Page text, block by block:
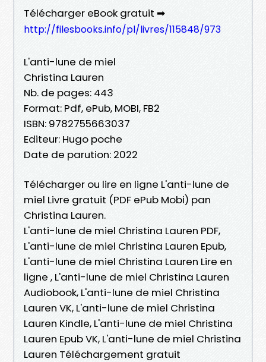
Télécharger eBook gratuit ➡
http://filesbooks.info/pl/livres/115848/973
L'anti-lune de miel
Christina Lauren
Nb. de pages: 443
Format: Pdf, ePub, MOBI, FB2
ISBN: 9782755663037
Editeur: Hugo poche
Date de parution: 2022
Télécharger ou lire en ligne L'anti-lune de
miel Livre gratuit (PDF ePub Mobi) pan
Christina Lauren.
L'anti-lune de miel Christina Lauren PDF,
L'anti-lune de miel Christina Lauren Epub,
L'anti-lune de miel Christina Lauren Lire en
ligne , L'anti-lune de miel Christina Lauren
Audiobook, L'anti-lune de miel Christina
Lauren VK, L'anti-lune de miel Christina
Lauren Kindle, L'anti-lune de miel Christina
Lauren Epub VK, L'anti-lune de miel Christina
Lauren Téléchargement gratuit